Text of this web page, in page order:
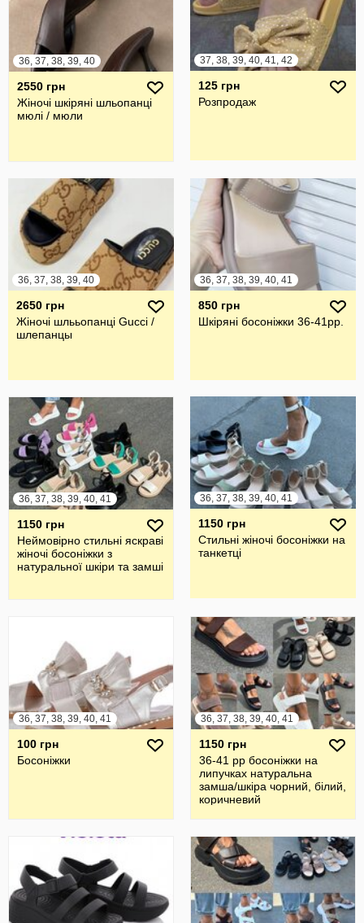
36, 37, 38, 39, 40
2550 грн
Жіночі шкіряні шльопанці
мюлі / мюли
37, 38, 39, 40, 41, 42
125 грн
Розпродаж
36, 37, 38, 39, 40
2650 грн
Жіночі шлььопанці Gucci /
шлепанцы
36, 37, 38, 39, 40, 41
850 грн
Шкіряні босоніжки 36-41рр.
36, 37, 38, 39, 40, 41
1150 грн
Неймовірно стильні яскраві
жіночі босоніжки з
натуральної шкіри та замші
36, 37, 38, 39, 40, 41
1150 грн
Стильні жіночі босоніжки на
танкетці
36, 37, 38, 39, 40, 41
100 грн
Босоніжки
36, 37, 38, 39, 40, 41
1150 грн
36-41 рр босоніжки на
липучках натуральна
замша/шкіра чорний, білий,
коричневий